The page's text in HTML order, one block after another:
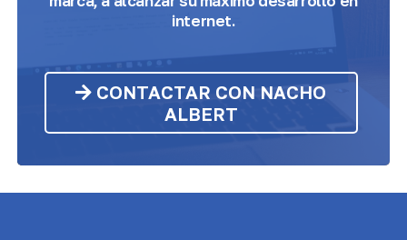
internet.
CONTACTAR CON NACHO
ALBERT